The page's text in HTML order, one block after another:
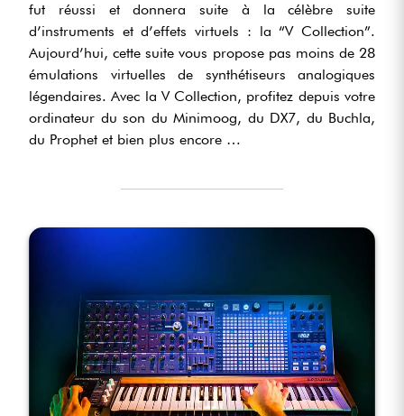
fut réussi et donnera suite à la célèbre suite
d’instruments et d’effets virtuels : la “V Collection”.
Aujourd’hui, cette suite vous propose pas moins de 28
émulations virtuelles de synthétiseurs analogiques
légendaires. Avec la V Collection, profitez depuis votre
ordinateur du son du Minimoog, du DX7, du Buchla,
du Prophet et bien plus encore …